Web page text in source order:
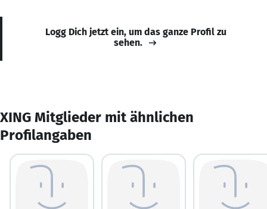
Logg Dich jetzt ein, um das ganze Profil zu
sehen.
XING Mitglieder mit ähnlichen
Profilangaben